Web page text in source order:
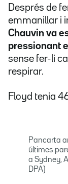
Després de
emmanillar i
Chauvin va
pressionant
sense fer-li
respirar.
Floyd tenia
Pancarta
últimes
a Sydney,
DPA)